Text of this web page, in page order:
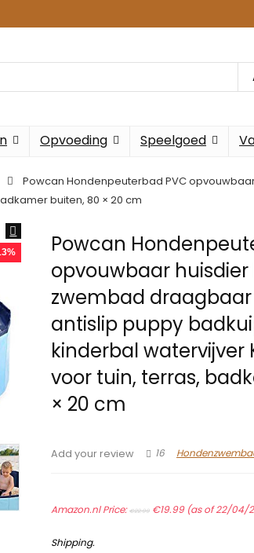
Opvoeding Speelgoed
Powcan Hondenpeuterbad PVC
buiten, 80 × 20 cm
Powcan
opvouwbaar
zwembad
antislip puppy
kinderbal watervijver
voor tuin, terras,
× 20 cm
Add your review 16
Amazon.nl Price:€22.99 price
€19.99price
(as of 22/04/
Shipping.